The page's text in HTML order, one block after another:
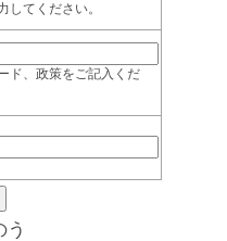
てください。
ド、政策をご記入くだ
う